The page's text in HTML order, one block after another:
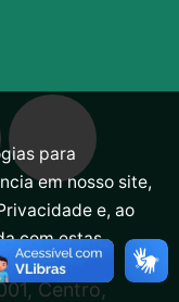
Centro,
para
em nosso site,
e, ao
com estas